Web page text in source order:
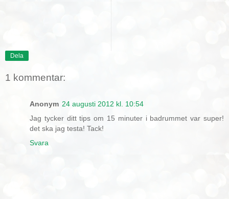
Dela
1 kommentar:
Anonym 24 augusti 2012 kl. 10:54
Jag tycker ditt tips om 15 minuter i badrummet var super!
det ska jag testa! Tack!
Svara